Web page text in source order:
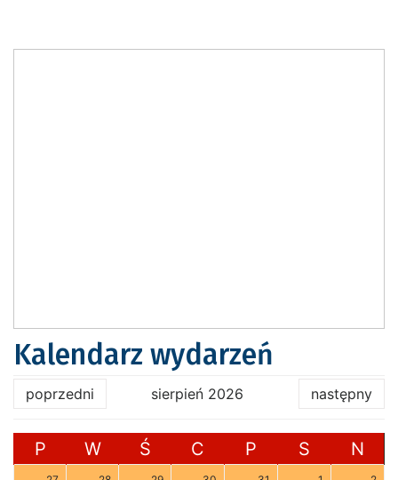
Kalendarz wydarzeń
poprzedni sierpień 2026 następny
P W Ś C P S N